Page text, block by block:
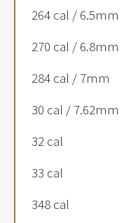
264 cal / 6.5mm
270 cal / 6.8mm
284 cal / 7mm
30 cal / 7.62mm
32 cal
33 cal
348 cal